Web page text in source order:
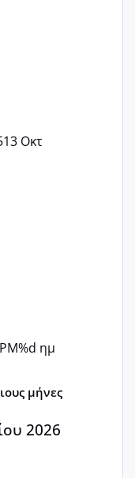
13 Οκτ
%d ημ
μήνες
2026